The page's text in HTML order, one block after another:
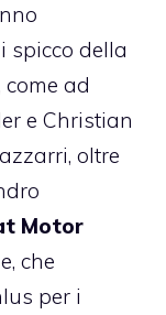
spicco della
come ad
e Christian
oltre
Motor
che
per i